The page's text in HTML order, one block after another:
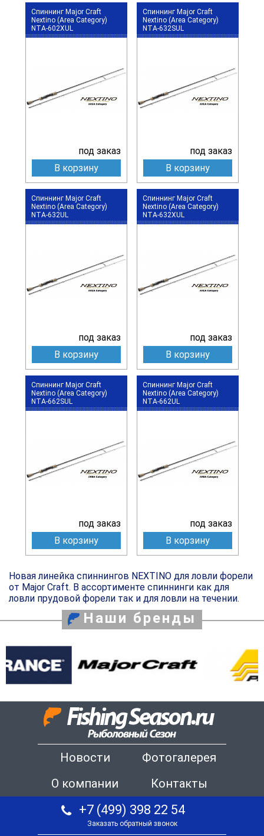
Спиннинг Major Craft
Nextino (Area Category)
NTA-602XUL
под заказ
В корзину
Спиннинг Major Craft
Nextino (Area Category)
NTA-632SUL
под заказ
В корзину
Спиннинг Major Craft
Nextino (Area Category)
NTA-632UL
под заказ
В корзину
Спиннинг Major Craft
Nextino (Area Category)
NTA-632XUL
под заказ
В корзину
Спиннинг Major Craft
Nextino (Area Category)
NTA-662SUL
под заказ
В корзину
Спиннинг Major Craft
Nextino (Area Category)
NTA-662UL
под заказ
В корзину
Новая линейка спиннингов NEXTINO для ловли форели
от Major Craft. В ассортименте спиннинги как для
ловли прудовой форели так и для ловли на течении.
Наши бренды
Новости
Фотогалерея
О компании
Контакты
+7 (499) 398 22 54
Заказать обратный звонок